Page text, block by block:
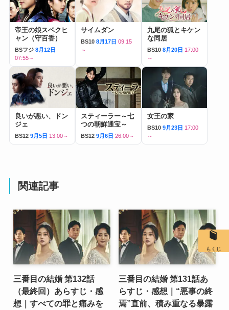
帝王の娘スベクヒ
ャン（守百香）
BSフジ 8月12日
07:55～
サイムダン
BS10 8月17日 09:15
～
九尾の狐とキケン
な同居
BS10 8月20日 17:00
～
良いが悪い、ドン
ジェ
BS12 9月5日 13:00～
スティーラー～七
つの朝鮮通宝～
BS12 9月6日 26:00～
女王の家
BS10 9月23日 17:00
～
関連記事
三番目の結婚 第132話
（最終回）あらすじ・感
想｜すべての罪と痛みを
三番目の結婚 第131話あ
らすじ・感想｜“悪事の終
焉”直前、積み重なる暴露
もくじ